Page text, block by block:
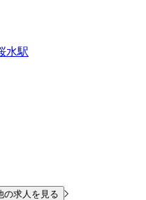
水駅
の求人を見る